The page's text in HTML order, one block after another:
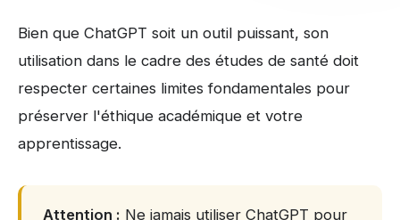
Bien que ChatGPT soit un outil puissant, son
utilisation dans le cadre des études de santé doit
respecter certaines limites fondamentales pour
préserver l'éthique académique et votre
apprentissage.
Attention : Ne jamais utiliser ChatGPT pour